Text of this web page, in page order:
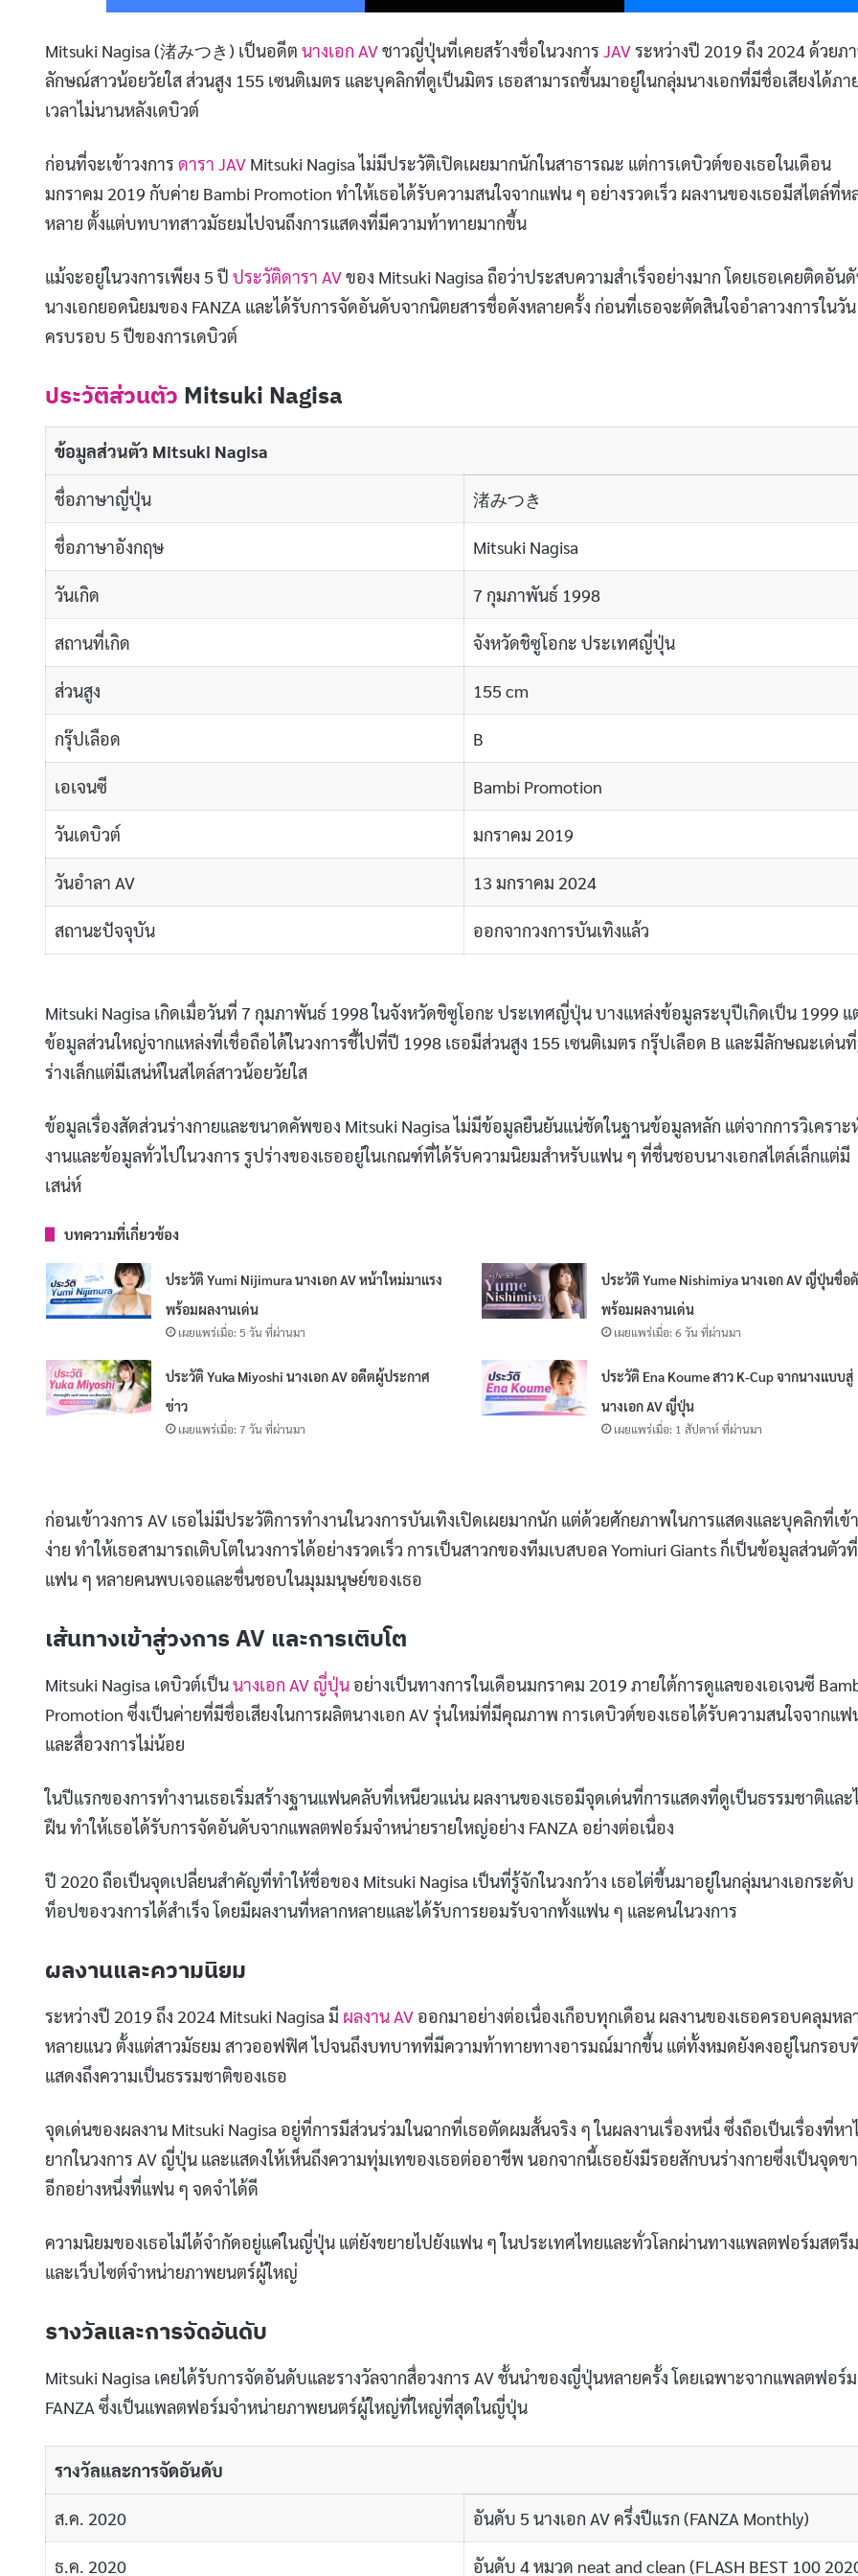
Mitsuki Nagisa (渚みつき) เป็นอดีต นางเอก AVชาวญี่ปุ่นที่เคยสร้างชื่อในวงการ JAVระหว่างปี 2019 ถึง 2024 ด้วยภ
ลักษณ์สาวน้อยวัยใส ส่วนสูง 155 เซนติเมตร และบุคลิกที่ดูเป็นมิตร เธอสามารถขึ้นมาอยู่ในกลุ่มนางเอกที่มีชื่อเสียงได้ภา
เวลาไม่นานหลังเดบิวต์
ก่อนที่จะเข้าวงการ ดารา JAV Mitsuki Nagisa ไม่มีประวัติเปิดเผยมากนักในสาธารณะ แต่การเดบิวต์ของเธอในเดือน
มกราคม 2019 กับค่าย Bambi Promotion ทำให้เธอได้รับความสนใจจากแฟน ๆ อย่างรวดเร็ว ผลงานของเธอมีสไตล์ที่ห
หลาย ตั้งแต่บทบาทสาวมัธยมไปจนถึงการแสดงที่มีความท้าทายมากขึ้น
แม้จะอยู่ในวงการเพียง 5 ปี ประวัติดารา AVของ Mitsuki Nagisa ถือว่าประสบความสำเร็จอย่างมาก โดยเธอเคยติดอัน
นางเอกยอดนิยมของ FANZA และได้รับการจัดอันดับจากนิตยสารชื่อดังหลายครั้ง ก่อนที่เธอจะตัดสินใจอำลาวงการในวัน
ครบรอบ 5 ปีของการเดบิวต์
ประวัติส่วนตัว Mitsuki Nagisa
ข้อมูลส่วนตัว Mitsuki Nagisa
ชื่อภาษาญี่ปุ่น 渚みつき
ชื่อภาษาอังกฤษ Mitsuki Nagisa
วันเกิด 7 กุมภาพันธ์ 1998
สถานที่เกิด จังหวัดชิซูโอกะ ประเทศญี่ปุ่น
ส่วนสูง 155 cm
กรุ๊ปเลือด B
เอเจนซี Bambi Promotion
วันเดบิวต์ มกราคม 2019
วันอำลา AV 13 มกราคม 2024
สถานะปัจจุบัน ออกจากวงการบันเทิงแล้ว
Mitsuki Nagisa เกิดเมื่อวันที่ 7 กุมภาพันธ์ 1998 ในจังหวัดชิซูโอกะ ประเทศญี่ปุ่น บางแหล่งข้อมูลระบุปีเกิดเป็น 1999 แ
ข้อมูลส่วนใหญ่จากแหล่งที่เชื่อถือได้ในวงการชี้ไปที่ปี 1998 เธอมีส่วนสูง 155 เซนติเมตร กรุ๊ปเลือด B และมีลักษณะเด่น
ร่างเล็กแต่มีเสน่ห์ในสไตล์สาวน้อยวัยใส
ข้อมูลเรื่องสัดส่วนร่างกายและขนาดคัพของ Mitsuki Nagisa ไม่มีข้อมูลยืนยันแน่ชัดในฐานข้อมูลหลัก แต่จากการวิเคราะ
งานและข้อมูลทั่วไปในวงการ รูปร่างของเธออยู่ในเกณฑ์ที่ได้รับความนิยมสำหรับแฟน ๆ ที่ชื่นชอบนางเอกสไตล์เล็กแต่มี
เสน่ห์
บทความที่เกี่ยวข้อง
ประวัติ Yumi Nijimura นางเอก AV หน้าใหม่มาแรง
พร้อมผลงานเด่น
เผยแพร่เมื่อ: 5 วัน ที่ผ่านมา
ประวัติ Yume Nishimiya นางเอก AV ญี่ปุ่นชื่อ
พร้อมผลงานเด่น
เผยแพร่เมื่อ: 6 วัน ที่ผ่านมา
ประวัติ Yuka Miyoshi นางเอก AV อดีตผู้ประกาศ
ข่าว
เผยแพร่เมื่อ: 7 วัน ที่ผ่านมา
ประวัติ Ena Koume สาว K-Cup จากนางแบบสู่
นางเอก AV ญี่ปุ่น
เผยแพร่เมื่อ: 1 สัปดาห์ ที่ผ่านมา
ก่อนเข้าวงการ AV เธอไม่มีประวัติการทำงานในวงการบันเทิงเปิดเผยมากนัก แต่ด้วยศักยภาพในการแสดงและบุคลิกที่เข้
ง่าย ทำให้เธอสามารถเติบโตในวงการได้อย่างรวดเร็ว การเป็นสาวกของทีมเบสบอล Yomiuri Giants ก็เป็นข้อมูลส่วนตัวที่
แฟน ๆ หลายคนพบเจอและชื่นชอบในมุมมนุษย์ของเธอ
เส้นทางเข้าสู่วงการ AV และการเติบโต
Mitsuki Nagisa เดบิวต์เป็นนางเอก AV ญี่ปุ่น อย่างเป็นทางการในเดือนมกราคม 2019 ภายใต้การดูแลของเอเจนซี
Promotion ซึ่งเป็นค่ายที่มีชื่อเสียงในการผลิตนางเอก AV รุ่นใหม่ที่มีคุณภาพ การเดบิวต์ของเธอได้รับความสนใจจากแฟ
และสื่อวงการไม่น้อย
ในปีแรกของการทำงานเธอเริ่มสร้างฐานแฟนคลับที่เหนียวแน่น ผลงานของเธอมีจุดเด่นที่การแสดงที่ดูเป็นธรรมชาติและ
ฝืน ทำให้เธอได้รับการจัดอันดับจากแพลตฟอร์มจำหน่ายรายใหญ่อย่าง FANZA อย่างต่อเนื่อง
ปี 2020 ถือเป็นจุดเปลี่ยนสำคัญที่ทำให้ชื่อของ Mitsuki Nagisa เป็นที่รู้จักในวงกว้าง เธอไต่ขึ้นมาอยู่ในกลุ่มนางเอกระดับ
ท็อปของวงการได้สำเร็จ โดยมีผลงานที่หลากหลายและได้รับการยอมรับจากทั้งแฟน ๆ และคนในวงการ
ผลงานและความนิยม
ระหว่างปี 2019 ถึง 2024 Mitsuki Nagisa มี ผลงาน AV ออกมาอย่างต่อเนื่องเกือบทุกเดือน ผลงานของเธอครอบคลุมหล
หลายแนว ตั้งแต่สาวมัธยม สาวออฟฟิศ ไปจนถึงบทบาทที่มีความท้าทายทางอารมณ์มากขึ้น แต่ทั้งหมดยังคงอยู่ในกรอบ
แสดงถึงความเป็นธรรมชาติของเธอ
จุดเด่นของผลงาน Mitsuki Nagisa อยู่ที่การมีส่วนร่วมในฉากที่เธอตัดผมสั้นจริง ๆ ในผลงานเรื่องหนึ่ง ซึ่งถือเป็นเรื่องที่หา
ยากในวงการ AV ญี่ปุ่น และแสดงให้เห็นถึงความทุ่มเทของเธอต่ออาชีพ นอกจากนี้เธอยังมีรอยสักบนร่างกายซึ่งเป็นจุดข
อีกอย่างหนึ่งที่แฟน ๆ จดจำได้ดี
ความนิยมของเธอไม่ได้จำกัดอยู่แค่ในญี่ปุ่น แต่ยังขยายไปยังแฟน ๆ ในประเทศไทยและทั่วโลกผ่านทางแพลตฟอร์มสตรี
และเว็บไซต์จำหน่ายภาพยนตร์ผู้ใหญ่
รางวัลและการจัดอันดับ
Mitsuki Nagisa เคยได้รับการจัดอันดับและรางวัลจากสื่อวงการ AV ชั้นนำของญี่ปุ่นหลายครั้ง โดยเฉพาะจากแพลตฟอร์ม
FANZA ซึ่งเป็นแพลตฟอร์มจำหน่ายภาพยนตร์ผู้ใหญ่ที่ใหญ่ที่สุดในญี่ปุ่น
รางวัลและการจัดอันดับ
ส.ค. 2020 อันดับ 5 นางเอก AV ครึ่งปีแรก (FANZA Monthly)
ธ.ค. 2020 อันดับ 4 หมวด neat and clean (FLASH BEST 100